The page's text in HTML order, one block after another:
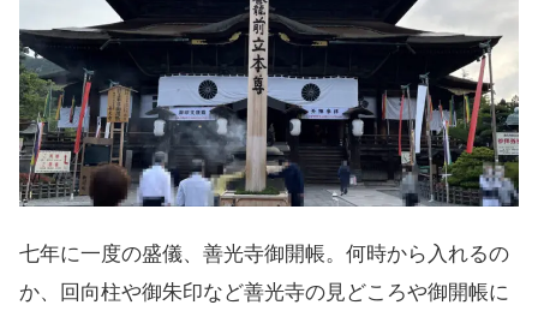
七年に一度の盛儀、善光寺御開帳。何時から入れるの
か、回向柱や御朱印など善光寺の見どころや御開帳に